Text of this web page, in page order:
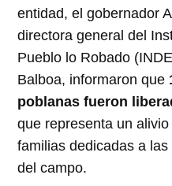
entidad, el gobernador
directora general del
Pueblo lo Robado
Balboa, informaron que
poblanas fueron
que representa un
familias dedicadas a
del campo.